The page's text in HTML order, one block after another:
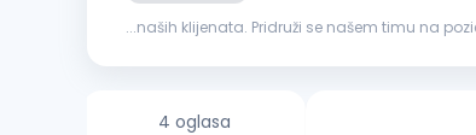
...naših klijenata. Pridruži se našem timu na
4 oglasa